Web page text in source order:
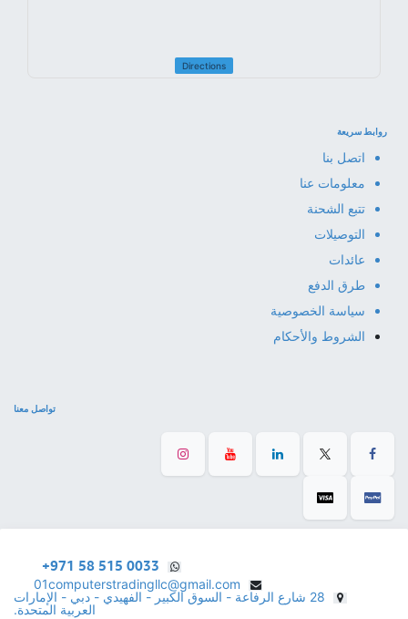
Directions
روابط سريعة
اتصل بنا
معلومات عنا
تتبع الشحنة
التوصيلات
عائدات
طرق الدفع
سياسة الخصوصية
الشروط والأحكام
تواصل معنا
+971 58 515 0033
01computerstradingllc@gmail.com
28 شارع الرفاعة - السوق الكبير - الفهيدي - دبي - الإمارات
العربية المتحدة.